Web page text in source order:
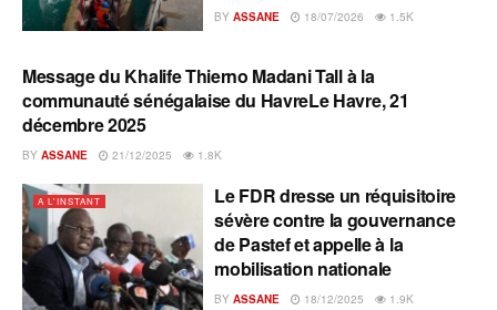
BY ASSANE 18/07/2026 1.5K
A L'INSTANT
Message du Khalife Thierno Madani Tall à la
communauté sénégalaise du HavreLe Havre, 21
décembre 2025
BY ASSANE 21/12/2025 1.8K
A L'INSTANT
Le FDR dresse un réquisitoire
sévère contre la gouvernance
de Pastef et appelle à la
mobilisation nationale
BY ASSANE 18/12/2025 1.9K